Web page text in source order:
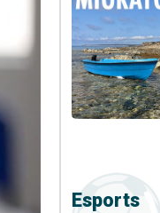
Esports